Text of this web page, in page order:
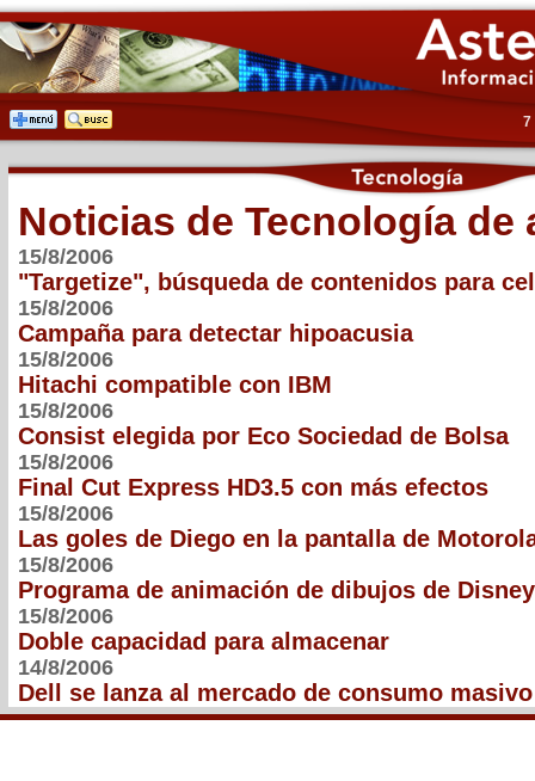
7
Noticias de Tecnología de
15/8/2006
"Targetize", búsqueda de contenidos para
15/8/2006
Campaña para detectar hipoacusia
15/8/2006
Hitachi compatible con IBM
15/8/2006
Consist elegida por Eco Sociedad de Bolsa
15/8/2006
Final Cut Express HD3.5 con más efectos
15/8/2006
Las goles de Diego en la pantalla de
15/8/2006
Programa de animación de dibujos de Disney
15/8/2006
Doble capacidad para almacenar
14/8/2006
Dell se lanza al mercado de consumo masivo